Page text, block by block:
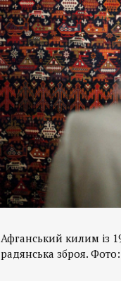
Афганський килим із
радянська зброя.